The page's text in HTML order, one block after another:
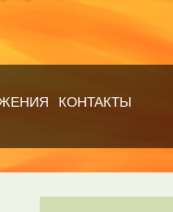
КОНТАКТЫ